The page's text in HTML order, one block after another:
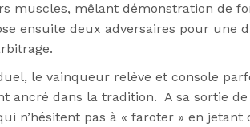
muscles, mêlant démonstration de
ensuite deux adversaires pour une
le vainqueur relève et console
ancré dans la tradition. A sa sortie
n’hésitent pas à « faroter » en